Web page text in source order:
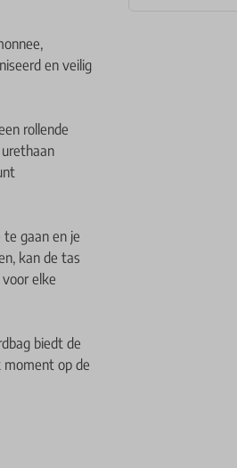
en veilig
rollende
gaan en je
kan de tas
elke
biedt de
moment op de